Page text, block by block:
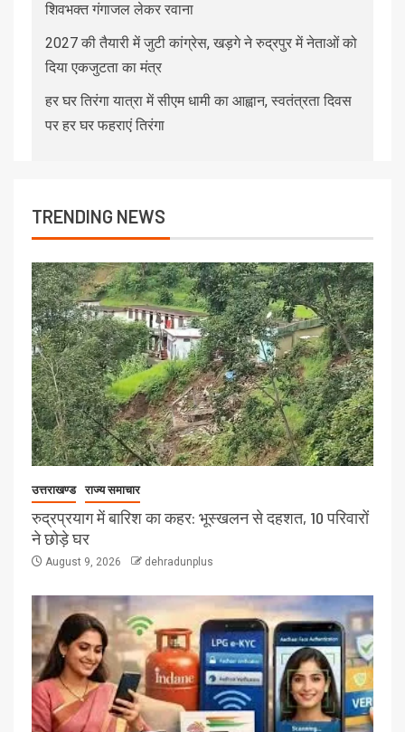
शिवभक्त गंगाजल लेकर रवाना
2027 की तैयारी में जुटी कांग्रेस, खड़गे ने रुद्रपुर में नेताओं को
दिया एकजुटता का मंत्र
हर घर तिरंगा यात्रा में सीएम धामी का आह्वान, स्वतंत्रता दिवस
पर हर घर फहराएं तिरंगा
TRENDING NEWS
उत्तराखण्ड राज्य समाचार
रुद्रप्रयाग में बारिश का कहर: भूस्खलन से दहशत, 10 परिवारों
ने छोड़े घर
August 9, 2026 dehradunplus